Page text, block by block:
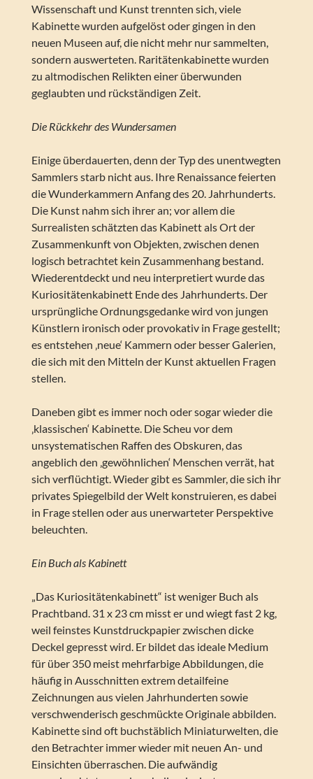
Wissenschaft und Kunst trennten sich, viele
Kabinette wurden aufgelöst oder gingen in den
neuen Museen auf, die nicht mehr nur sammelten,
sondern auswerteten. Raritätenkabinette wurden
zu altmodischen Relikten einer überwunden
geglaubten und rückständigen Zeit.
Die Rückkehr des Wundersamen
Einige überdauerten, denn der Typ des unentwegten
Sammlers starb nicht aus. Ihre Renaissance feierten
die Wunderkammern Anfang des 20. Jahrhunderts.
Die Kunst nahm sich ihrer an; vor allem die
Surrealisten schätzten das Kabinett als Ort der
Zusammenkunft von Objekten, zwischen denen
logisch betrachtet kein Zusammenhang bestand.
Wiederentdeckt und neu interpretiert wurde das
Kuriositätenkabinett Ende des Jahrhunderts. Der
ursprüngliche Ordnungsgedanke wird von jungen
Künstlern ironisch oder provokativ in Frage gestellt;
es entstehen ‚neue‘ Kammern oder besser Galerien,
die sich mit den Mitteln der Kunst aktuellen Fragen
stellen.
Daneben gibt es immer noch oder sogar wieder die
‚klassischen‘ Kabinette. Die Scheu vor dem
unsystematischen Raffen des Obskuren, das
angeblich den ‚gewöhnlichen‘ Menschen verrät, hat
sich verflüchtigt. Wieder gibt es Sammler, die sich ihr
privates Spiegelbild der Welt konstruieren, es dabei
in Frage stellen oder aus unerwarteter Perspektive
beleuchten.
Ein Buch als Kabinett
„Das Kuriositätenkabinett“ ist weniger Buch als
Prachtband. 31 x 23 cm misst er und wiegt fast 2 kg,
weil feinstes Kunstdruckpapier zwischen dicke
Deckel gepresst wird. Er bildet das ideale Medium
für über 350 meist mehrfarbige Abbildungen, die
häufig in Ausschnitten extrem detailfeine
Zeichnungen aus vielen Jahrhunderten sowie
verschwenderisch geschmückte Originale abbilden.
Kabinette sind oft buchstäblich Miniaturwelten, die
den Betrachter immer wieder mit neuen An- und
Einsichten überraschen. Die aufwändig